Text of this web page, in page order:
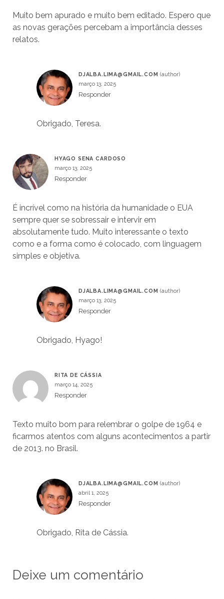
Muito bem apurado e muito bem editado. Espero que
as novas gerações percebam a importância desses
relatos.
DJALBA.LIMA@GMAIL.COM
março 13, 2025
Responder
Obrigado, Teresa.
HYAGO SENA CARDOSO
março 13, 2025
Responder
É incrível como na história da humanidade o EUA
sempre quer se sobressair e intervir em
absolutamente tudo. Muito interessante o texto
como e a forma como é colocado, com linguagem
simples e objetiva.
DJALBA.LIMA@GMAIL.COM
março 13, 2025
Responder
Obrigado, Hyago!
RITA DE CÁSSIA
março 14, 2025
Responder
Texto muito bom para relembrar o golpe de 1964 e
ficarmos atentos com alguns acontecimentos a partir
de 2013. no Brasil.
DJALBA.LIMA@GMAIL.COM
abril 1, 2025
Responder
Obrigado, Rita de Cássia.
Deixe um comentário